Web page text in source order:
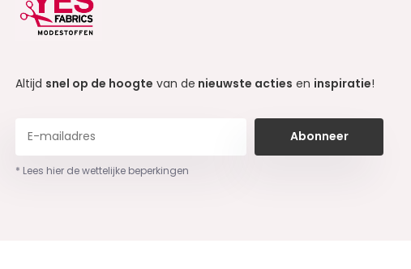
Altijd snel op de hoogte van de nieuwste acties en inspiratie!
Abonneer
* Lees hier de wettelijke beperkingen